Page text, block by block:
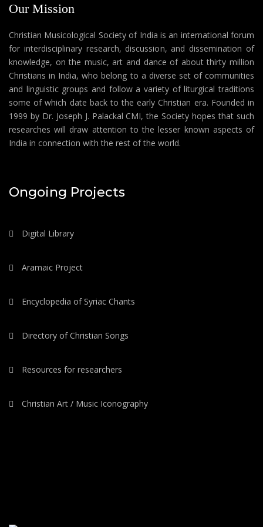
Our Mission
Christian Musicological Society of India is an international forum
for interdisciplinary research, discussion, and dissemination of
knowledge, on the music, art and dance of about thirty million
Christians in India, who belong to a diverse set of communities
and linguistic groups and follow a variety of liturgical traditions
some of which date back to the early Christian era. Founded in
1999 by Dr. Joseph J. Palackal CMI, the Society hopes that such
researches will draw attention to the lesser known aspects of
India in connection with the rest of the world.
Ongoing Projects
Digital Library
Aramaic Project
Encyclopedia of Syriac Chants
Directory of Christian Songs
Resources for researchers
Christian Art / Music Iconography